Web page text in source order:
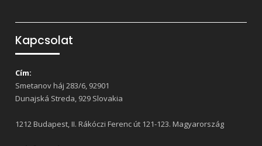
Kapcsolat
Cím:
Smetanov háj 283/6, 92901
Dunajská Streda, 929 Slovakia
1212 Budapest, II. Rákóczi Ferenc út 121-123. Magyarország